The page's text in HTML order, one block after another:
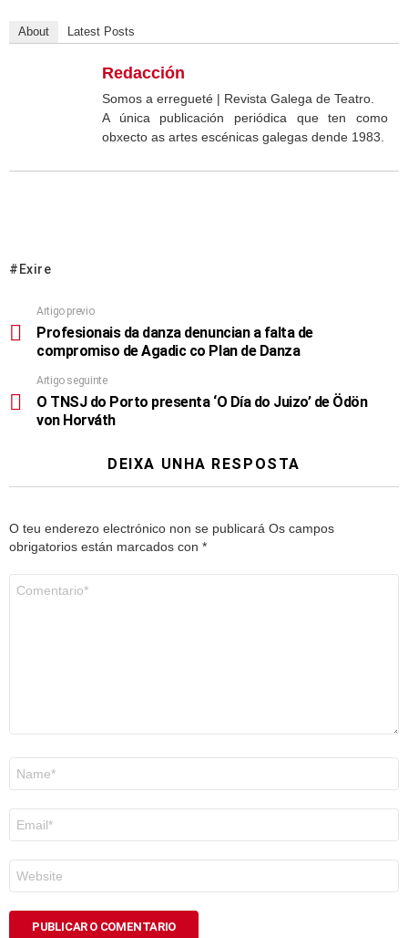
About Latest Posts
Redacción
Somos a erregueté | Revista Galega de Teatro.
A única publicación periódica que ten como
obxecto as artes escénicas galegas dende 1983.
Exire
Artigo previo
Profesionais da danza denuncian a falta de
compromiso de Agadic co Plan de Danza
Artigo seguinte
O TNSJ do Porto presenta ‘O Día do Juizo’ de Ödön
von Horváth
DEIXA UNHA RESPOSTA
O teu enderezo electrónico non se publicará Os campos
obrigatorios están marcados con *
electrónico
*